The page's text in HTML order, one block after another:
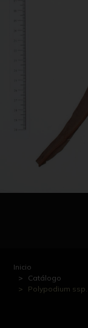
Inicio
Catálogo
Polypodium ssp.